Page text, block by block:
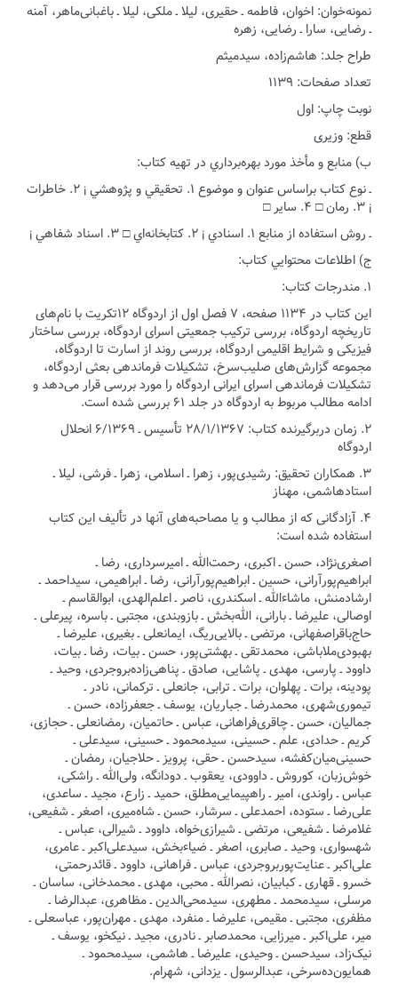
نمونه‌خوان: اخوان، فاطمه ـ حقیری، لیلا ـ ملکی، لیلا ـ باغبانی‌ماهر، آمنه
ـ رضایی، سارا ـ رضایی، ‌زهره
طراح جلد: هاشم‌زاده، سیدمیثم
تعداد صفحات: ۱۱۳۹
نوبت چاپ: اول
قطع: وزیری
ب) منابع و مأخذ مورد بهره‌برداري در تهيه كتاب:
ـ نوع كتاب براساس عنوان و موضوع ۱. تحقيقي و پژوهشي ¡ ۲. خاطرات
¡ ۳. رمان □ ۴. ساير □
ـ روش استفاده از منابع ۱. اسنادي ¡ ۲. كتابخانه‌اي □ ۳. اسناد شفاهي ¡
ج) اطلاعات محتوايي كتاب:
۱. مندرجات كتاب:
این کتاب در ۱۱۳۴ صفحه، ۷ فصل اول از اردوگاه ۱۲تکریت با نام‌های
تاریخچه اردوگاه، بررسی ترکیب جمعیتی اسرای اردوگاه، بررسی ساختار
فیزیکی و شرایط اقلیمی اردوگاه، بررسی روند از اسارت تا اردوگاه،
مجموعه گزارش‌های صلیب‌سرخ، تشکیلات فرماندهی بعثی اردوگاه،
تشکیلات فرماندهی اسرای ایرانی اردوگاه را مورد بررسی قرار می‌دهد و
ادامه مطالب مربوط به اردوگاه در جلد ۶۱ بررسی شده است.
۲.‌ زمان دربرگيرنده كتاب: ۲۸/۱/۱۳۶۷ تأسیس ـ ۶/۱۳۶۹ انحلال
اردوگاه
۳.‌ همکاران تحقیق: رشیدی‌پور، زهرا ـ اسلامی، زهرا ـ فرشی، لیلا ـ
استادهاشمی، مهناز
۴. آزادگانی که از مطالب و یا مصاحبه‌های آنها در تألیف این کتاب
استفاده شده است:
اصغری‌نژاد، حسن ـ اکبری، رحمت‌الله ـ امیرسرداری، رضا ـ
ابراهیم‌پورآرانی، حسین ـ ابراهیم‌پورآرانی، رضا ـ ابراهیمی، سیداحمد ـ
ارشادمنش، ماشاءالله ـ اسکندری، ناصر ـ اعلم‌الهدی، ابوالقاسم ـ
اوصالی، علیرضا ـ بارانی، الله‌بخش ـ بازوبندی، مجتبی ـ باسره، پیرعلی ـ
حاج‌باقراصفهانی، مرتضی ـ بالایی‌ریگ، ایمانعلی ـ بغیری، علیرضا ـ
بهبودی‌ملاباشی، محمدتقی ـ بهشتی‌پور، حسن ـ بیات، رضا ـ بیات،
داوود ـ پارسی، مهدی ـ پاشایی، صادق ـ پناهی‌زاده‌بروجردی، وحید ـ
پودینه، برات ـ پهلوان، برات ـ ترابی، جانعلی ـ ترکمانی، نادر ـ
تیموری‌شهری، محمدرضا ـ جباریان، یوسف ـ جعفرزاده، حسن ـ
جمالیان، حسن ـ چاقری‌فراهانی، عباس ـ حاتمیان، رمضانعلی ـ حجازی،
کریم ـ حدادی، علم ـ حسینی، سیدمحمود ـ حسینی، سیدعلی ـ
حسینی‌میان‌کفشه، سیدحسن ـ حقی، پرویز ـ حلاجیان، رمضان ـ
خوش‌زبان، کوروش ـ داوودی، یعقوب ـ دودانگه، ولی‌الله ـ راشکی،
عباس ـ راوندی، امیر ـ راهپیمایی‌مطلق، حمید ـ زارع، مجید ـ ساعدی،
علی‌رضا ـ ستوده، احمدعلی ـ سرشار، حسن ـ شاه‌میری، اصغر ـ شفیعی،
غلامرضا ـ شفیعی، مرتضی ـ شیرازی‌خواه، داوود ـ شیرالی، عباس ـ
شهسواری، وحید ـ صابری، اصغر ـ ضیاءبخش، سیدعلی‌اکبر ـ عامری،
علی‌اکبر ـ عنایت‌پوربروجردی، عباس ـ فراهانی، داوود ـ قائدرحمتی،
خسرو ـ قهاری ـ کبابیان، نصرالله ـ محبی، مهدی ـ محمدخانی، ساسان ـ
مرسلی، سیدمحمد ـ مطهری، سیدمحی‌الدین ـ مظاهری، عبدالرضا ـ
مظفری، مجتبی ـ مقیمی، علیرضا ـ منفرد، مهدی ـ مهران‌پور، عباسعلی ـ
میر، علی‌اکبر ـ میرزایی، محمدصابر ـ نادری، مجید ـ نیکخو، یوسف ـ
نیک‌زاد، سیدحسن ـ وحیدی، علیرضا ـ هاشمی، سیدمحمود ـ
همایون‌ده‌سرخی، عبدالرسول ـ یزدانی، شهرام.